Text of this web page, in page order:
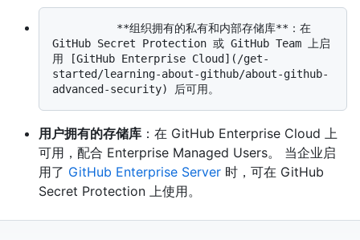
GitHub Secret Protection 或 GitHub Team 上启
用 [GitHub Enterprise Cloud](/get-
started/learning-about-github/about-github-
用户拥有的存储库 ：在 GitHub Enterprise Cloud 上
可用，配合 Enterprise Managed Users。 当企业启
用了 GitHub Enterprise Server 时，可在 GitHub
Secret Protection 上使用。